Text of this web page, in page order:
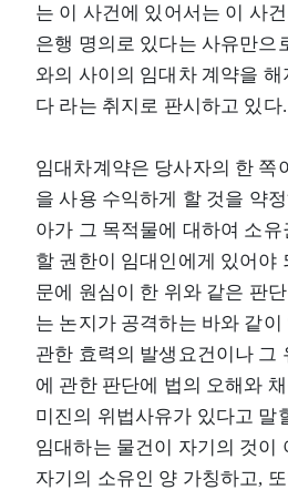
는 이 사건에 있어서는 이 사
은행 명의로 있다는 사유만으
와의 사이의 임대차 계약을
다 라는 취지로 판시하고 있다.
임대차계약은 당사자의 한 쪽
을 사용 수익하게 할 것을 약
아가 그 목적물에 대하여 소
할 권한이 임대인에게 있어야
문에 원심이 한 위와 같은 판
는 논지가 공격하는 바와 같이
관한 효력의 발생요건이나 그
에 관한 판단에 법의 오해와
미진의 위법사유가 있다고 말
임대하는 물건이 자기의 것이
자기의 소유인 양 가칭하고,